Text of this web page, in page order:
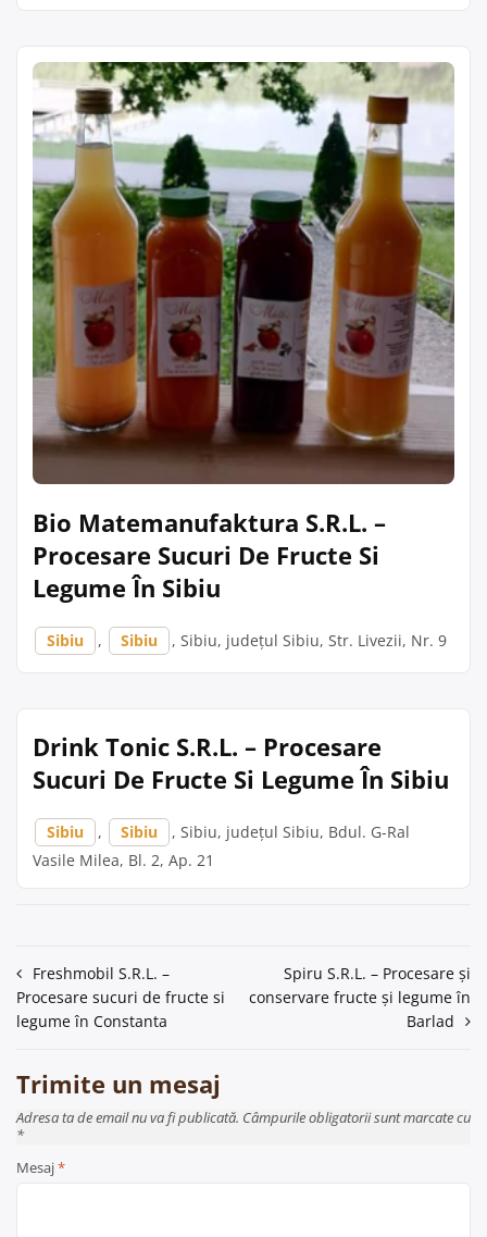
Bio Matemanufaktura S.R.L. –
Procesare Sucuri De Fructe Si
Legume În Sibiu
Sibiu , Sibiu , Sibiu, județul Sibiu, Str. Livezii, Nr. 9
Drink Tonic S.R.L. – Procesare
Sucuri De Fructe Si Legume În Sibiu
Sibiu , Sibiu
, Sibiu, județul Sibiu, Bdul. G-Ral
Vasile Milea, Bl. 2, Ap. 21
Navigare
în
Freshmobil S.R.L. –
Procesare sucuri de fructe si
legume în Constanta
Spiru S.R.L. – Procesare și
conservare fructe și legume în
Barlad
Trimite un mesaj
Adresa ta de email nu va fi publicată. Câmpurile obligatorii sunt marcate cu
*
Mesaj*